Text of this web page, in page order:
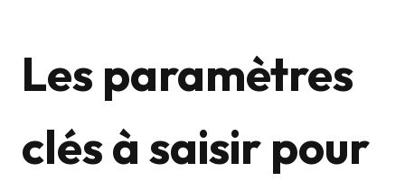
Les paramètres
clés à saisir pour